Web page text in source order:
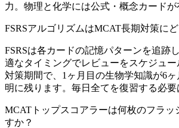
力。物理と化学には公式・概念カードが
FSRSアルゴリズムはMCAT長期対策に
FSRSは各カードの記憶パターンを追跡
適なタイミングでレビューをスケジュ
対策期間で、1ヶ月目の生物学知識が6
明に残ります。毎日全てを復習する必要
MCATトップスコアラーは何枚のフラッ
すか？